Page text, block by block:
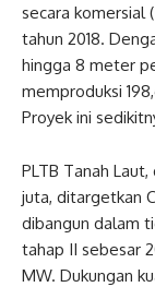
secara komersial
tahun 2018.
hingga 8 meter
memproduksi
Proyek ini
PLTB Tanah
juta, ditargetkan
dibangun dalam
tahap II sebesar
MW. Dukungan